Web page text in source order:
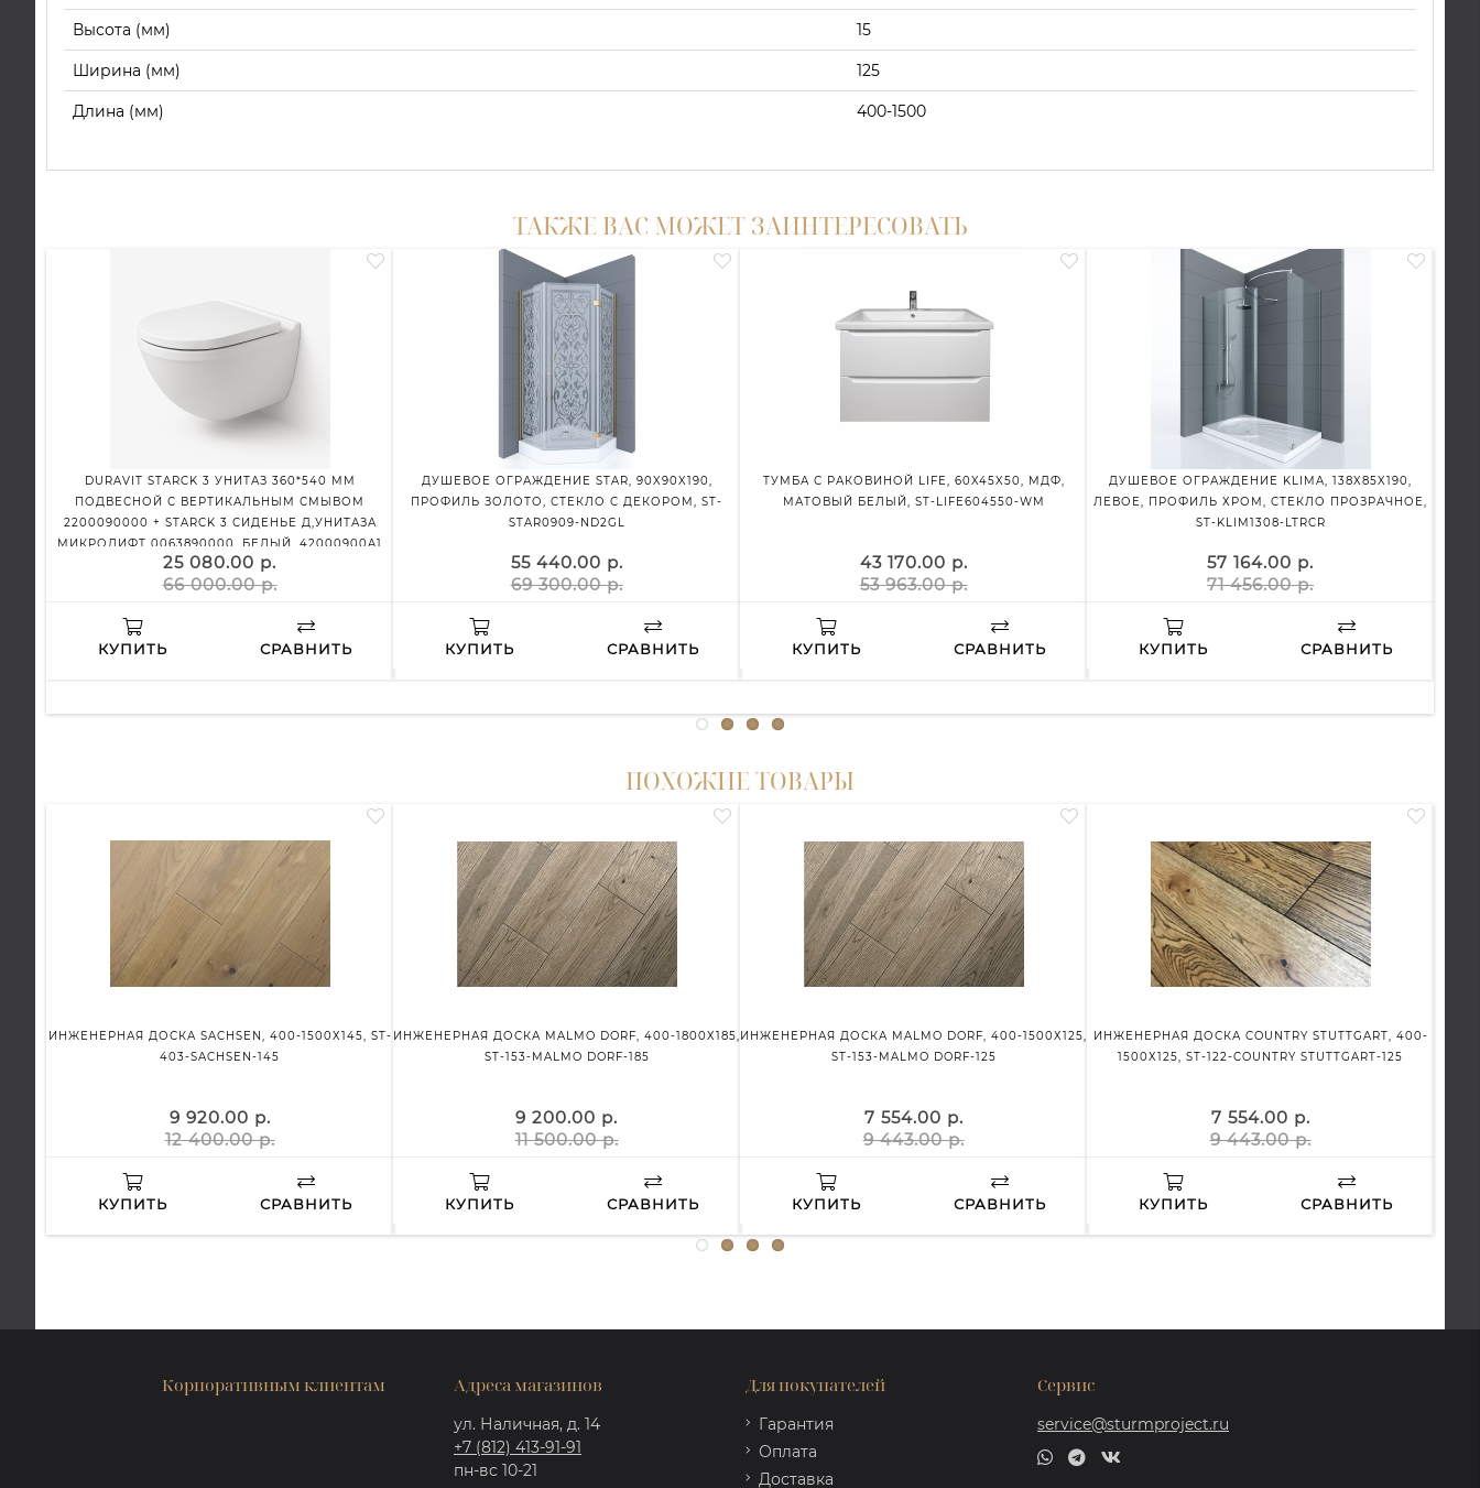
Высота (мм) 15
Ширина (мм) 125
Длина (мм) 400-1500
ТАКЖЕ ВАС МОЖЕТ ЗАИНТЕРЕСОВАТЬ
DURAVIT STARCK 3 УНИТАЗ 360*540 ММ
ПОДВЕСНОЙ С ВЕРТИКАЛЬНЫМ СМЫВОМ
2200090000 + STARCK 3 СИДЕНЬЕ Д,УНИТАЗА
МИКРОЛИФТ 0063890000, БЕЛЫЙ, 42000900A1
25 080.00 р.
66 000.00 р.
КУПИТЬ СРАВНИТЬ
ДУШЕВОЕ ОГРАЖДЕНИЕ STAR, 90X90X190,
ПРОФИЛЬ ЗОЛОТО, СТЕКЛО С ДЕКОРОМ, ST-
STAR0909-ND2GL
55 440.00 р.
69 300.00 р.
КУПИТЬ СРАВНИТЬ
ТУМБА С РАКОВИНОЙ LIFE, 60X45X50, МДФ,
МАТОВЫЙ БЕЛЫЙ, ST-LIFE604550-WM
43 170.00 р.
53 963.00 р.
КУПИТЬ СРАВНИТЬ
ДУШЕВОЕ ОГРАЖДЕНИЕ KLIMA, 138X85X190,
ЛЕВОЕ, ПРОФИЛЬ ХРОМ, СТЕКЛО ПРОЗРАЧНОЕ,
ST-KLIM1308-LTRCR
57 164.00 р.
71 456.00 р.
КУПИТЬ СРАВНИТЬ
ПОХОЖИЕ ТОВАРЫ
ИНЖЕНЕРНАЯ ДОСКА SACHSEN, 400-1500Х145, ST-
403-SACHSEN-145
9 920.00 р.
12 400.00 р.
КУПИТЬ СРАВНИТЬ
ИНЖЕНЕРНАЯ ДОСКА MALMO DORF, 400-1800Х185,
ST-153-MALMO DORF-185
9 200.00 р.
11 500.00 р.
КУПИТЬ СРАВНИТЬ
ИНЖЕНЕРНАЯ ДОСКА MALMO DORF, 400-1500Х125,
ST-153-MALMO DORF-125
7 554.00 р.
9 443.00 р.
КУПИТЬ СРАВНИТЬ
ИНЖЕНЕРНАЯ ДОСКА COUNTRY STUTTGART, 400-
1500Х125, ST-122-COUNTRY STUTTGART-125
7 554.00 р.
9 443.00 р.
КУПИТЬ СРАВНИТЬ
Корпоративным клиентам Адреса магазинов
ул. Наличная, д. 14
+7 (812) 413-91-91
пн-вс 10-21
Для покупателей
Гарантия
Оплата
Доставка
Сервис
service@sturmproject.ru